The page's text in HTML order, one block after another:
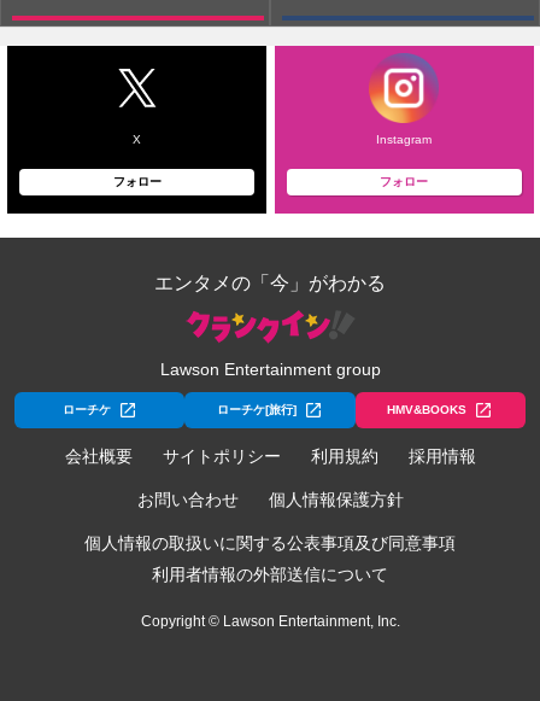
X
フォロー
Instagram
フォロー
エンタメの「今」がわかる
Lawson Entertainment group
ローチケ ローチケ[旅行] HMV&BOOKS
会社概要 サイトポリシー 利用規約 採用情報
お問い合わせ 個人情報保護方針
個人情報の取扱いに関する公表事項及び同意事項
利用者情報の外部送信について
Copyright © Lawson Entertainment, Inc.